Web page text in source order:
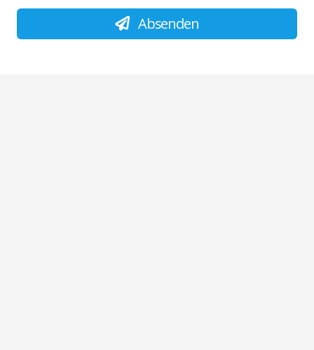
Absenden